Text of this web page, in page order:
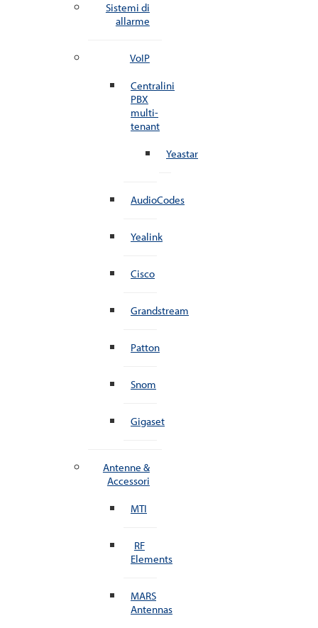
Sistemi di
allarme
VoIP
Centralini
PBX
multi-
tenant
Yeastar
AudioCodes
Yealink
Cisco
Grandstream
Patton
Snom
Gigaset
Antenne &
Accessori
MTI
RF
Elements
MARS
Antennas